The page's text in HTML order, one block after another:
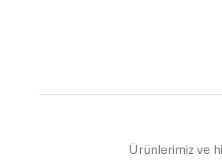
Ürünlerimiz ve